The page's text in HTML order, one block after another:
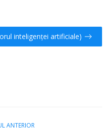
inteligenței artificiale)
ANTERIOR